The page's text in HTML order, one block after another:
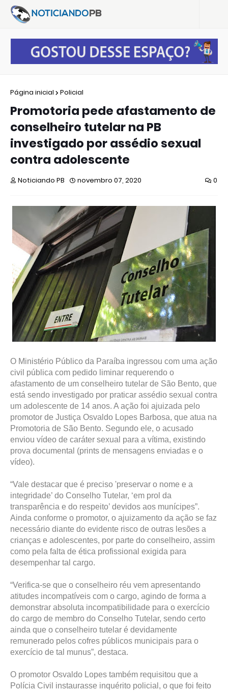
Página inicial Policial
Promotoria pede afastamento de
conselheiro tutelar na PB
investigado por assédio sexual
contra adolescente
Noticiando PB novembro 07, 2020 0
O Ministério Público da Paraíba ingressou com uma ação
civil pública com pedido liminar requerendo o
afastamento de um conselheiro tutelar de São Bento, que
está sendo investigado por praticar assédio sexual contra
um adolescente de 14 anos. A ação foi ajuizada pelo
promotor de Justiça Osvaldo Lopes Barbosa, que atua na
Promotoria de São Bento. Segundo ele, o acusado
enviou vídeo de caráter sexual para a vítima, existindo
prova documental (prints de mensagens enviadas e o
vídeo).
“Vale destacar que é preciso 'preservar o nome e a
integridade’ do Conselho Tutelar, ‘em prol da
transparência e do respeito’ devidos aos munícipes”.
Ainda conforme o promotor, o ajuizamento da ação se faz
necessário diante do evidente risco de outras lesões a
crianças e adolescentes, por parte do conselheiro, assim
como pela falta de ética profissional exigida para
desempenhar tal cargo.
“Verifica-se que o conselheiro réu vem apresentando
atitudes incompatíveis com o cargo, agindo de forma a
demonstrar absoluta incompatibilidade para o exercício
do cargo de membro do Conselho Tutelar, sendo certo
ainda que o conselheiro tutelar é devidamente
remunerado pelos cofres públicos municipais para o
exercício de tal munus”, destaca.
O promotor Osvaldo Lopes também requisitou que a
Polícia Civil instaurasse inquérito policial, o que foi feito